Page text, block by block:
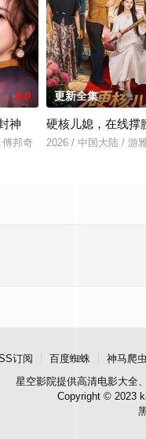
8.0
神
邦奇
更新全集
硬核儿媳，在线撑
2026 / 中国大陆 / 游
订阅 百度蜘蛛 神马爬虫
星空影院提供高清电影大全
Copyright © 2023